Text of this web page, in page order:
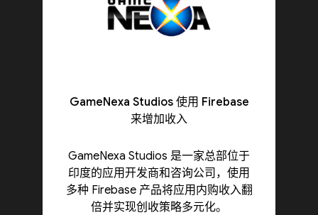
GameNexa Studios 使用 Firebase
来增加收入
GameNexa Studios 是一家总部位于
印度的应用开发商和咨询公司，使用
多种 Firebase 产品将应用内购收入翻
倍并实现创收策略多元化。